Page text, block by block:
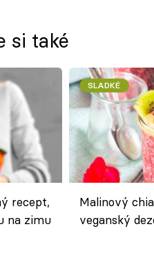
si také
recept,
na zimu
SLADKÉ
Malinový
veganský